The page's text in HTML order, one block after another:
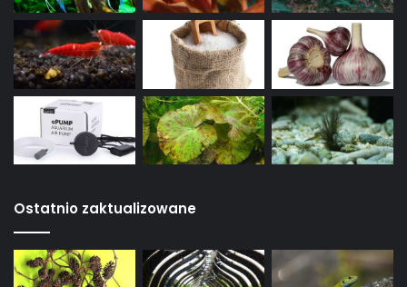
Ostatnio zaktualizowane